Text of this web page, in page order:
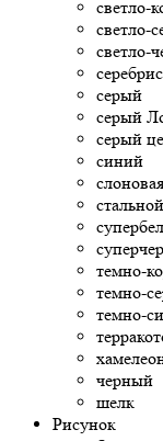
светло-
светло-
светло-
серый
серый
серый
синий
темно-
темно-
темно-
черный
шелк
Рисунок